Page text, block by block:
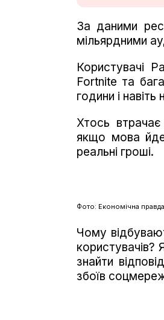
За даними
мільярдними
Користувачі
Fortnite та
години і
Хтось
якщо мова
реальні гроші.
Фото: Економічна правда
Чому
користувачів?
знайти
збоїв